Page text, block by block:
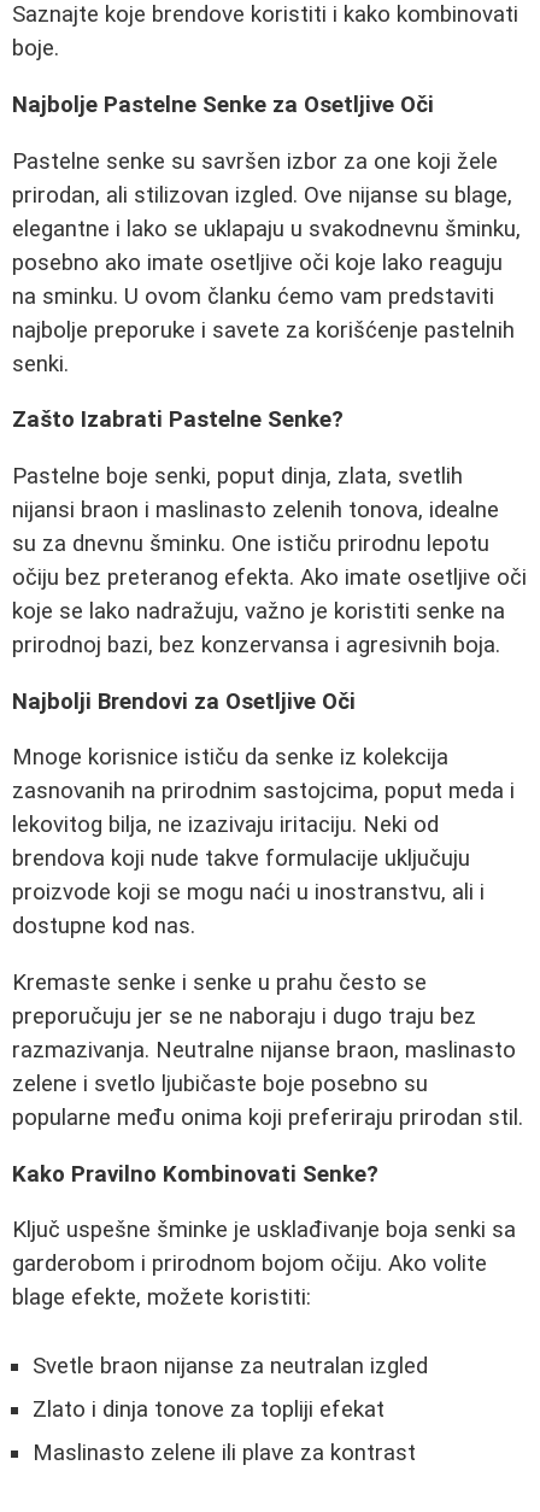
Saznajte koje brendove koristiti i kako kombinovati
boje.
Najbolje Pastelne Senke za Osetljive Oči
Pastelne senke su savršen izbor za one koji žele
prirodan, ali stilizovan izgled. Ove nijanse su blage,
elegantne i lako se uklapaju u svakodnevnu šminku,
posebno ako imate osetljive oči koje lako reaguju
na sminku. U ovom članku ćemo vam predstaviti
najbolje preporuke i savete za korišćenje pastelnih
senki.
Zašto Izabrati Pastelne Senke?
Pastelne boje senki, poput dinja, zlata, svetlih
nijansi braon i maslinasto zelenih tonova, idealne
su za dnevnu šminku. One ističu prirodnu lepotu
očiju bez preteranog efekta. Ako imate osetljive oči
koje se lako nadražuju, važno je koristiti senke na
prirodnoj bazi, bez konzervansa i agresivnih boja.
Najbolji Brendovi za Osetljive Oči
Mnoge korisnice ističu da senke iz kolekcija
zasnovanih na prirodnim sastojcima, poput meda i
lekovitog bilja, ne izazivaju iritaciju. Neki od
brendova koji nude takve formulacije uključuju
proizvode koji se mogu naći u inostranstvu, ali i
dostupne kod nas.
Kremaste senke i senke u prahu često se
preporučuju jer se ne naboraju i dugo traju bez
razmazivanja. Neutralne nijanse braon, maslinasto
zelene i svetlo ljubičaste boje posebno su
popularne među onima koji preferiraju prirodan stil.
Kako Pravilno Kombinovati Senke?
Ključ uspešne šminke je usklađivanje boja senki sa
garderobom i prirodnom bojom očiju. Ako volite
blage efekte, možete koristiti:
Svetle braon nijanse za neutralan izgled
Zlato i dinja tonove za topliji efekat
Maslinasto zelene ili plave za kontrast